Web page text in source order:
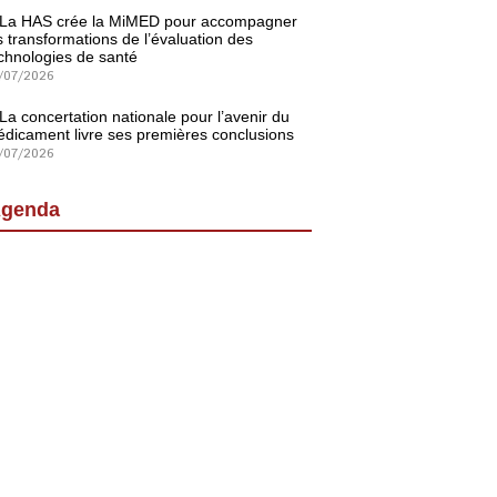
La HAS crée la MiMED pour accompagner
transformations de l’évaluation des
de santé
2026
La concertation nationale pour l’avenir du
livre ses premières conclusions
2026